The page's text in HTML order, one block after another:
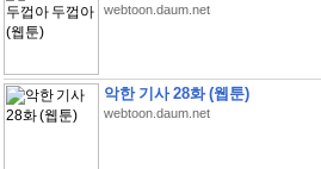
webtoon.daum.net
악한 기사 28화 (웹툰)
webtoon.daum.net